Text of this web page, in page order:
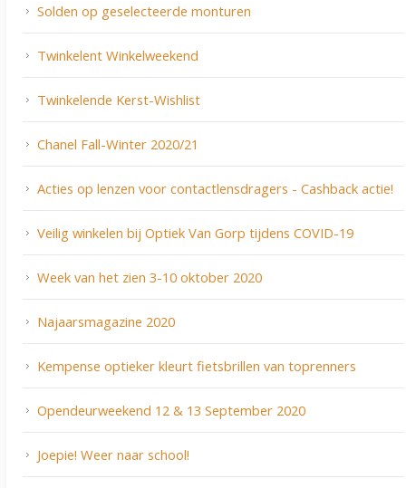
Solden op geselecteerde monturen
Twinkelent Winkelweekend
Twinkelende Kerst-Wishlist
Chanel Fall-Winter 2020/21
Acties op lenzen voor contactlensdragers - Cashback actie!
Veilig winkelen bij Optiek Van Gorp tijdens COVID-19
Week van het zien 3-10 oktober 2020
Najaarsmagazine 2020
Kempense optieker kleurt fietsbrillen van toprenners
Opendeurweekend 12 & 13 September 2020
Joepie! Weer naar school!